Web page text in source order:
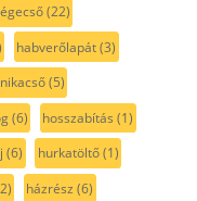
(22)
habverőlapát(3)
(5)
(6) hosszabítás (1)
(6) hurkatöltő(1)
házrész (6)